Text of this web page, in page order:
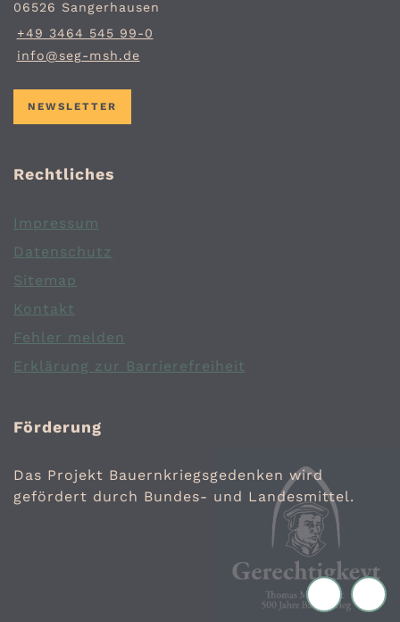
06526 Sangerhausen
+49 3464 545 99-0
info@seg-msh.de
NEWSLETTER
Rechtliches
Impressum
Datenschutz
Sitemap
Kontakt
Fehler melden
Erklärung zur Barrierefreiheit
Förderung
Das Projekt Bauernkriegsgedenken wird
gefördert durch Bundes- und Landesmittel.